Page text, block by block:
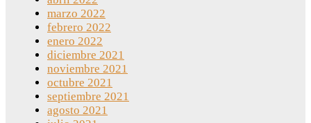
marzo 2022
febrero 2022
enero 2022
diciembre 2021
noviembre 2021
octubre 2021
septiembre 2021
agosto 2021